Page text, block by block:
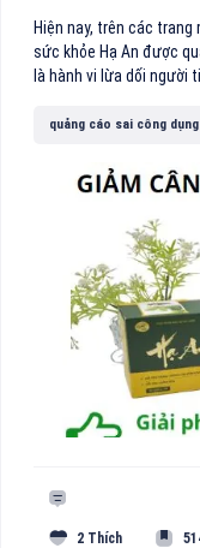
Hiện nay, trên các
sức khỏe Hạ An được
là hành vi lừa dối người
quảng cáo sai công dụng
2 Thích